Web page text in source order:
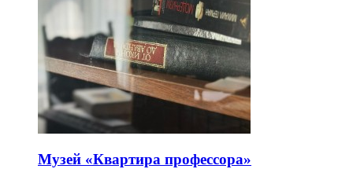
Музей «Квартира профессора»